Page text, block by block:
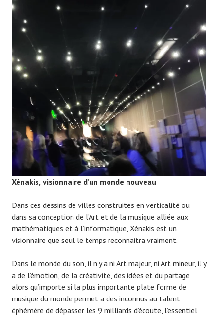
Xénakis, visionnaire d’un monde nouveau
Dans ces dessins de villes construites en verticalité ou
dans sa conception de l’Art et de la musique alliée aux
mathématiques et à l’informatique, Xénakis est un
visionnaire que seul le temps reconnaitra vraiment.
Dans le monde du son, il n’y a ni Art majeur, ni Art mineur, il y
a de l’émotion, de la créativité, des idées et du partage
alors qu’importe si la plus importante plate forme de
musique du monde permet a des inconnus au talent
éphémère de dépasser les 9 milliards d’écoute, l’essentiel